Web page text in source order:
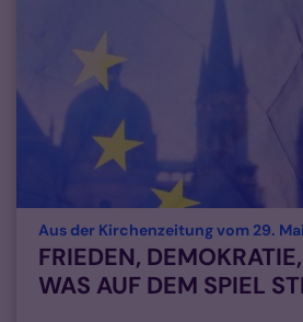
Aus der Kirchenzeitung vom 29.
FRIEDEN,
WAS AUF DEM SPIEL